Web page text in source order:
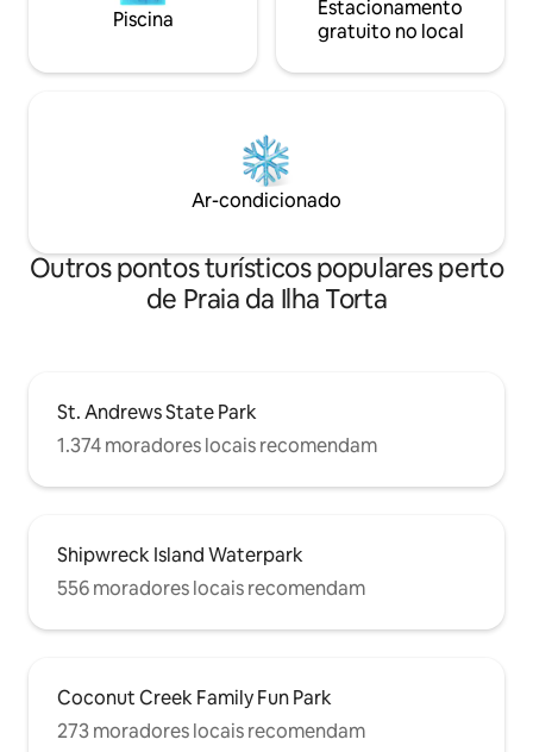
Piscina
Estacionamento
gratuito no local
Ar-condicionado
Outros pontos turísticos populares perto
de Praia da Ilha Torta
St. Andrews State Park
1.374 moradores locais recomendam
Shipwreck Island Waterpark
556 moradores locais recomendam
Coconut Creek Family Fun Park
273 moradores locais recomendam